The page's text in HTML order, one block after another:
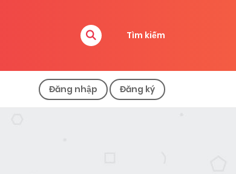
Tìm kiếm
Đăng nhập Đăng ký